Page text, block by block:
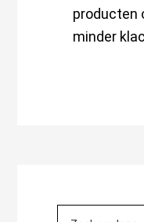
producten
minder
Sidebar